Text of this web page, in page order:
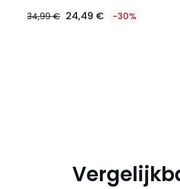
34,99 € 24,49 € -30%